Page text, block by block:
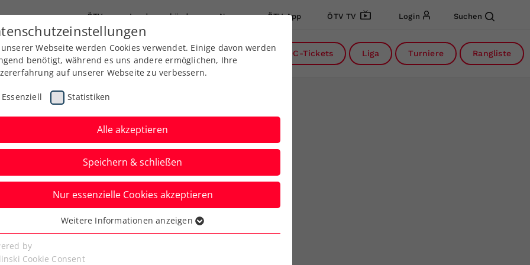
ÖTV Landesverbände News ÖTV App ÖTV TV Login Suchen
Ausbildung Services Über uns Kreise DC-Tickets Liga Turniere Rangliste
in Rabat als 1.
fast 10 Jahren
Webseite werden Cookies verwendet. Einige davon werden
benötigt, während es uns andere ermöglichen, Ihre
auf unserer Webseite zu verbessern.
Essenziell Statistiken
Alle akzeptieren
Speichern & schließen
Nur essenzielle Cookies akzeptieren
Cookies werden für grundlegende Funktionen der
benötigt. Dadurch ist gewährleistet, dass die Webseite
Weitere Informationen anzeigen
by
Cookie Consent